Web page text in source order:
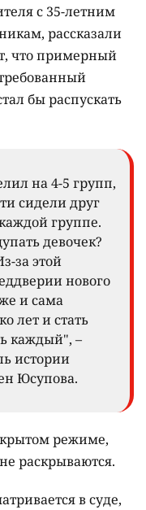
с 35-летним
рассказали
что примерный
бы распускать
на 4-5 групп,
сидели друг
группе.
девочек?
за этой
нового
и сама
лет и стать
каждый", –
истории
Юсупова.
режиме,
раскрываются.
в суде,